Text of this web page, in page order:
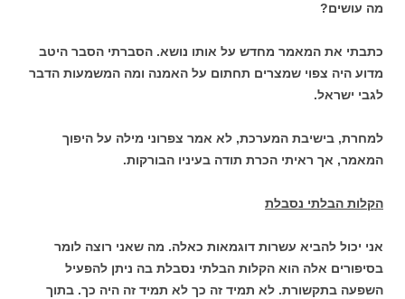
מה עושים?
כתבתי את המאמר מחדש על אותו נושא. הסברתי הסבר היטב
מדוע היה צפוי שמצרים תחתום על האמנה ומה המשמעות הדבר
לגבי ישראל.
למחרת, בישיבת המערכת, לא אמר צפרוני מילה על היפוך
המאמר, אך ראיתי הכרת תודה בעיניו הבורקות.
הקלות הבלתי נסבלת
אני יכול להביא עשרות דוגמאות כאלה. מה שאני רוצה לומר
בסיפורים אלה הוא הקלות הבלתי נסבלת בה ניתן להפעיל
השפעה בתקשורת. לא תמיד זה כך לא תמיד זה היה כך. בתוך